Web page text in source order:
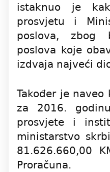
istaknuo je
prosvjetu i
poslova, zbog
poslova koje
izdvaja najveći
Također je naveo
za 2016.
prosvjete i
ministarstvo
81.626.660,00
Proračuna.